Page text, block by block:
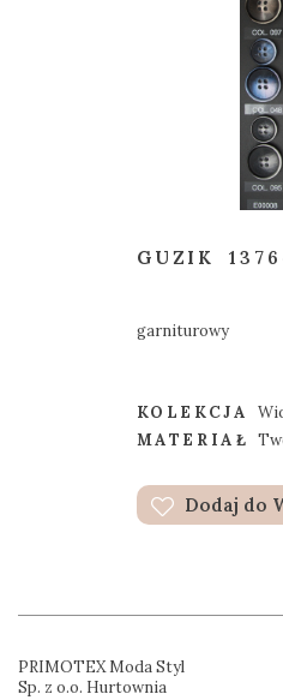
GUZIK
garniturowy
KOLEKCJA
MATERIAŁ
Dodaj do
PRIMOTEX Moda Styl
Sp. z o.o. Hurtownia